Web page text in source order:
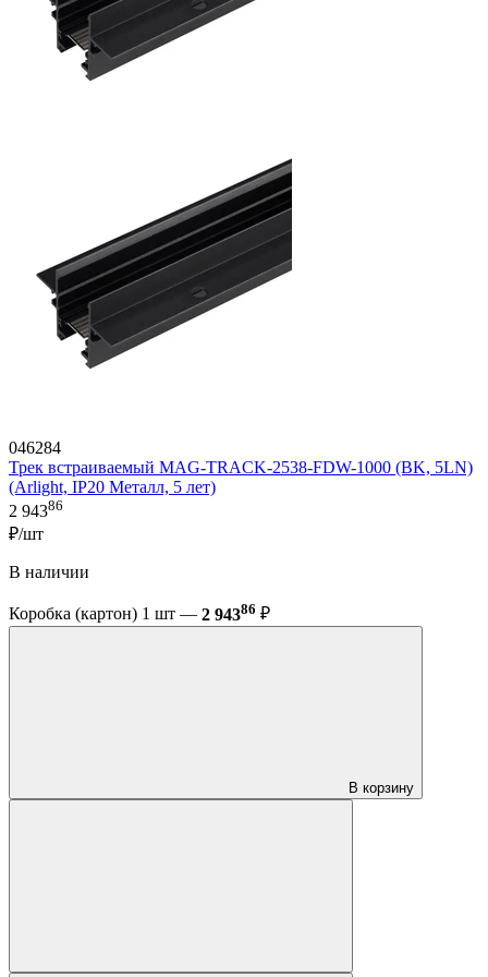
046284
Трек встраиваемый MAG-TRACK-2538-FDW-1000 (BK, 5LN)
(Arlight, IP20 Металл, 5 лет)
2 94386
₽/шт
В наличии
Коробка (картон) 1 шт — 2 94386 ₽
В корзину